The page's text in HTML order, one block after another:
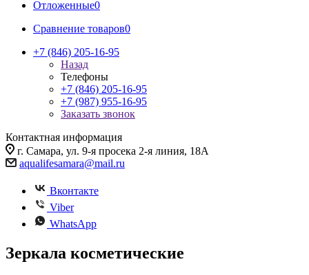
Отложенные0
Сравнение товаров0
+7 (846) 205-16-95
Назад
Телефоны
+7 (846) 205-16-95
+7 (987) 955-16-95
Заказать звонок
Контактная информация
г. Самара, ул. 9-я просека 2-я линия, 18А
aqualifesamara@mail.ru
Вконтакте
Viber
WhatsApp
Зеркала косметические